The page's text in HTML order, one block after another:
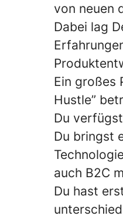
von neuen
Dabei lag
Ein großes
Hustle”
Du
Du bringst
auch B2C
Du hast